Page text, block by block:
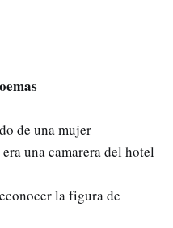
de una mujer
una camarera del hotel
la figura de